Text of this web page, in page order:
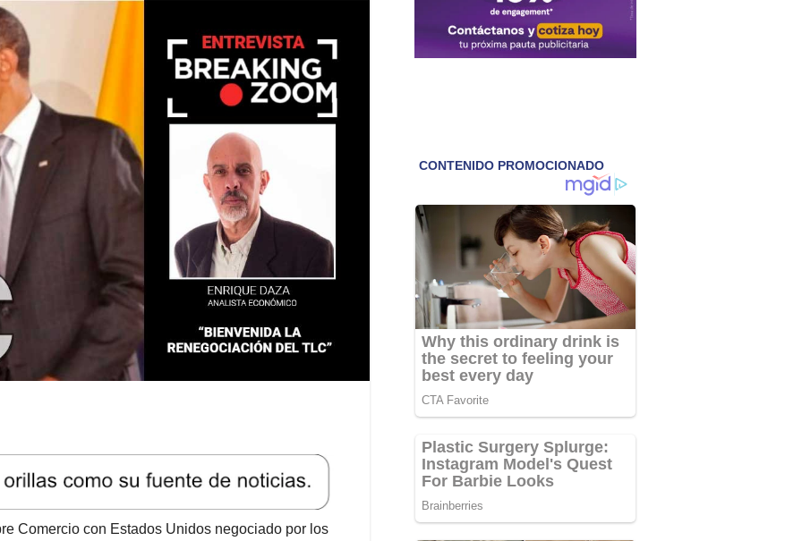
Comercio con Estados Unidos negociado por los